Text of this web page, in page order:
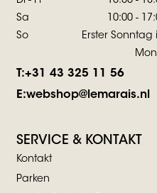
Sa
10:00 -
So
Erster Sonntag
T:+31 43 325 11 56
E:webshop@lemarais.nl
SERVICE & KONTAKT
Kontakt
Parken